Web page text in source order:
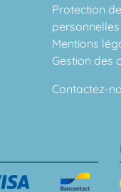
Protection
personnelles
Mentions
Gestion des
Contactez-